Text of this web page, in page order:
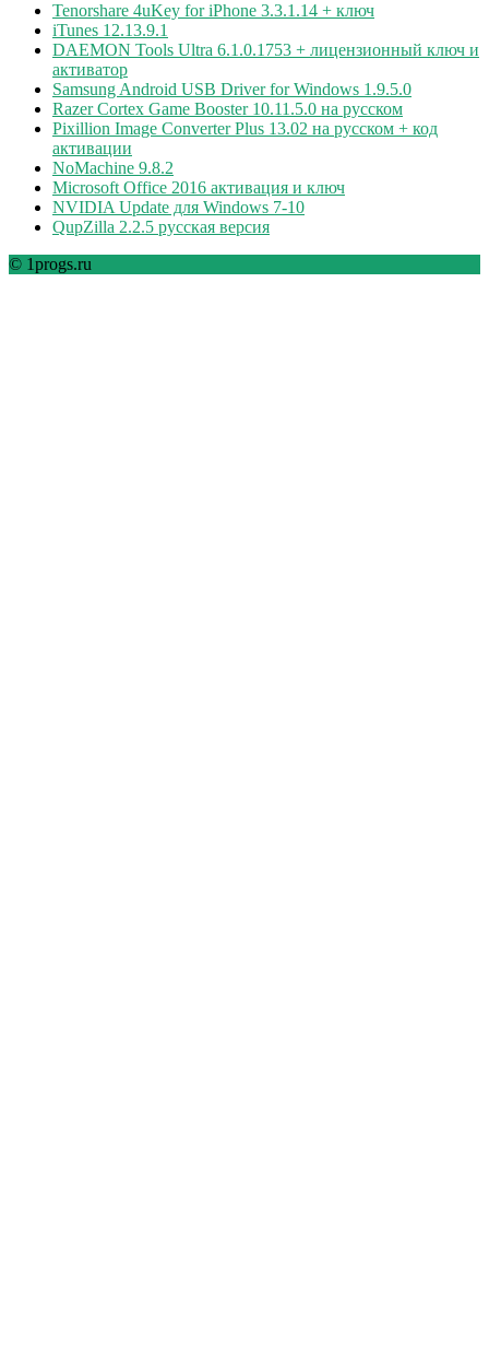
Tenorshare 4uKey for iPhone 3.3.1.14 + ключ
iTunes 12.13.9.1
DAEMON Tools Ultra 6.1.0.1753 + лицензионный ключ и
активатор
Samsung Android USB Driver for Windows 1.9.5.0
Razer Cortex Game Booster 10.11.5.0 на русском
Pixillion Image Converter Plus 13.02 на русском + код
активации
NoMachine 9.8.2
Microsoft Office 2016 активация и ключ
NVIDIA Update для Windows 7-10
QupZilla 2.2.5 русская версия
© 1progs.ru